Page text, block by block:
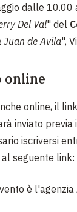
dalle 10.00
Del Val" del
Juan de Avila",
online
online, il
inviato previa
iscriversi
seguente link:
è l'agenzia